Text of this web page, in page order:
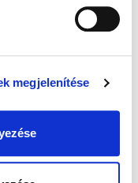
megjelenítése